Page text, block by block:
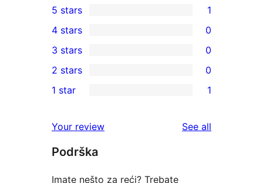
1
5-
star
review
5 stars 1
4-
star
reviews
4 stars 0
0
3-
star
3 stars 0
2-
reviews
2 stars 0
star
review
1 star 1
Your review See all
Podrška
Imate nešto za reći? Trebate